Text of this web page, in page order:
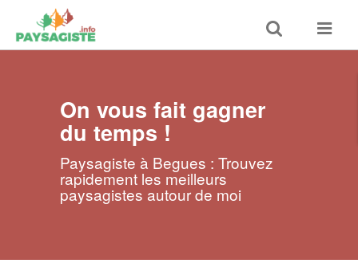
Toggle
search
Toggle
On vous fait gagner
du temps !
Paysagiste à Begues : Trouvez
rapidement les meilleurs
paysagistes autour de moi